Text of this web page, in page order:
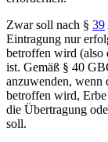
Zwar soll nach § 39
Eintragung nur
betroffen wird (also
ist. Gemäß § 40
anzuwenden, wenn
betroffen wird, Erbe
die Übertragung
soll.